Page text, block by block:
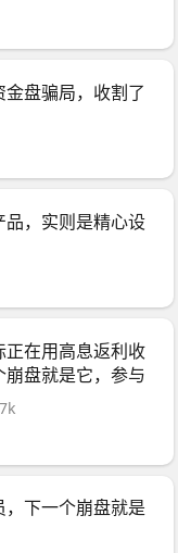
盘骗局，收割了
，实则是精心设
在用高息返利收
盘就是它，参与
下一个崩盘就是